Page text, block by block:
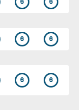
6 6
6 6
6 6